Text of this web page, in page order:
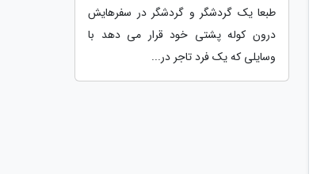
طبعا یک گردشگر و گردشگر در سفرهایش
درون کوله پشتی خود قرار می دهد با
وسایلی که یک فرد تاجر در...